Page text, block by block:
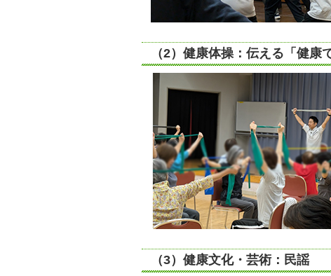
（2）健康体操：伝える「健康
（3）健康文化・芸術：民謡